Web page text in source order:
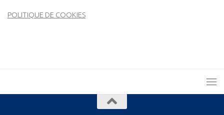
POLITIQUE DE COOKIES